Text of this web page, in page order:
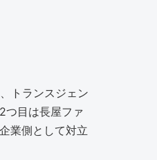
トランスジェン
つ目は長屋ファ
業側として対立